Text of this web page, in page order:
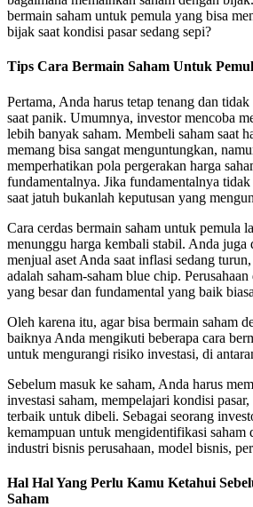
bermain saham untuk pemula yang bisa
bijak saat kondisi pasar sedang sepi?
Tips Cara Bermain Saham Untuk
Pertama, Anda harus tetap tenang dan
saat panik. Umumnya, investor mencoba
lebih banyak saham. Membeli saham saat
memang bisa sangat menguntungkan,
memperhatikan pola pergerakan harga
fundamentalnya. Jika fundamentalnya
saat jatuh bukanlah keputusan yang
Cara cerdas bermain saham untuk pemula
menunggu harga kembali stabil. Anda juga
menjual aset Anda saat inflasi sedang
adalah saham-saham blue chip.
yang besar dan fundamental yang baik
Oleh karena itu, agar bisa bermain saham
baiknya Anda mengikuti beberapa cara
untuk mengurangi risiko investasi, di
Sebelum masuk ke saham, Anda harus
investasi saham, mempelajari kondisi
terbaik untuk dibeli. Sebagai seorang
kemampuan untuk mengidentifikasi saham
industri bisnis perusahaan, model bisnis,
Hal Hal Yang Perlu Kamu Ketahui
Saham